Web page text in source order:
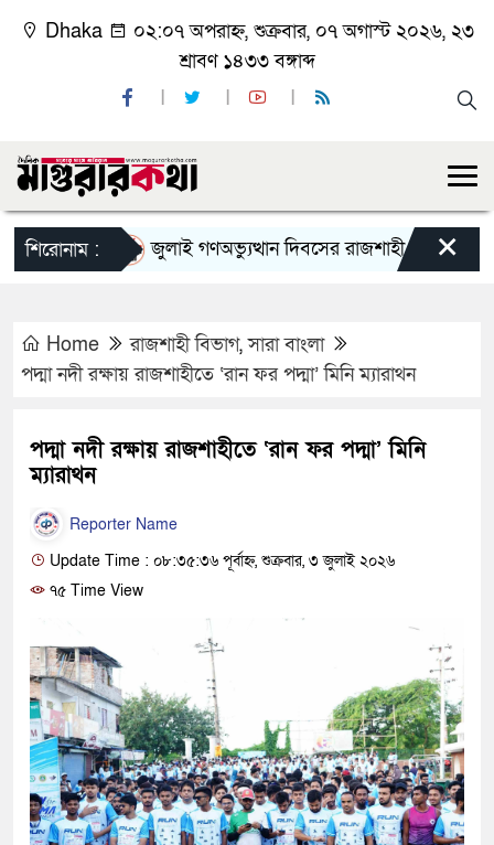
Dhaka
০২:০৭ অপরাহ্ন, শুক্রবার, ০৭ অগাস্ট ২০২৬, ২৩
শ্রাবণ ১৪৩৩ বঙ্গাব্দ
শিরোনাম : জুলাই গণঅভ্যুত্থান দিবসের রাজশাহী মহানগর×
Home রাজশাহী বিভাগ,সারা বাংলা
পদ্মা নদী রক্ষায় রাজশাহীতে ‘রান ফর পদ্মা’ মিনি ম্যারাথন
পদ্মা নদী রক্ষায় রাজশাহীতে ‘রান ফর পদ্মা’ মিনি
ম্যারাথন
Reporter Name
Update Time : ০৮:৩৫:৩৬ পূর্বাহ্ন, শুক্রবার, ৩ জুলাই ২০২৬
৭৫ Time View